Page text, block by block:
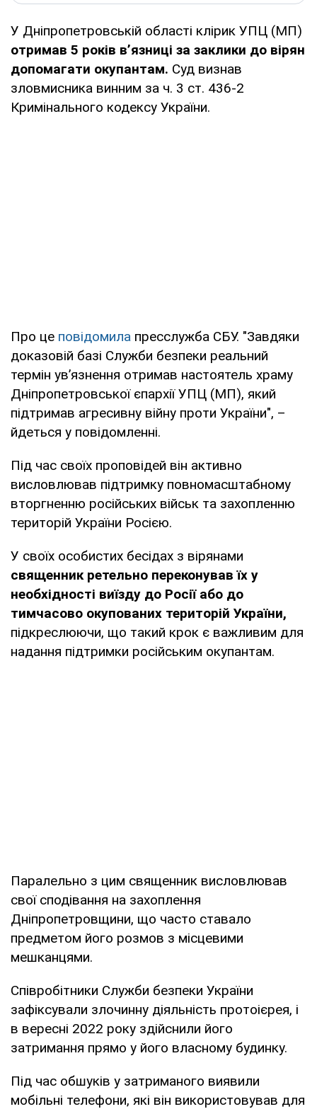
У Дніпропетровській області клірик УПЦ (МП)
отримав 5 років в’язниці за заклики до вірян
допомагати окупантам. Суд визнав
зловмисника винним за ч. 3 ст. 436-2
Кримінального кодексу України.
Про це повідомила пресслужба СБУ. "Завдяки
доказовій базі Служби безпеки реальний
термін ув’язнення отримав настоятель храму
Дніпропетровської єпархії УПЦ (МП), який
підтримав агресивну війну проти України", –
йдеться у повідомленні.
Під час своїх проповідей він активно
висловлював підтримку повномасштабному
вторгненню російських військ та захопленню
територій України Росією.
У своїх особистих бесідах з вірянами
священник ретельно переконував їх у
необхідності виїзду до Росії або до
тимчасово окупованих територій України,
підкреслюючи, що такий крок є важливим для
надання підтримки російським окупантам.
Паралельно з цим священник висловлював
свої сподівання на захоплення
Дніпропетровщини, що часто ставало
предметом його розмов з місцевими
мешканцями.
Співробітники Служби безпеки України
зафіксували злочинну діяльність протоієрея, і
в вересні 2022 року здійснили його
затримання прямо у його власному будинку.
Під час обшуків у затриманого виявили
мобільні телефони, які він використовував для